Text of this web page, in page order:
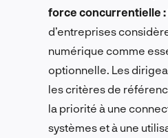
force concurrentielle :
d’entreprises
numérique comme
optionnelle. Les
les critères de
la priorité à une
systèmes et à une